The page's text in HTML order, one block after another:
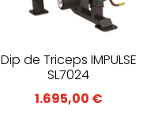
Dip de Triceps IMPULSE
SL7024
1.695,00 €